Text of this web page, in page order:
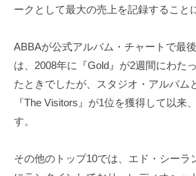
ークとして最大の売上を記録すること
ABBAが公式アルバム・チャートで最
は、2008年に『Gold』が2週間にわた
たときでしたが、スタジオ・アルバム
『The Visitors』が1位を獲得して以来
す。
その他のトップ10では、エド・シーラ